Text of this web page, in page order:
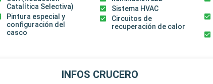
Catalítica Selectiva)
Pintura especial y
configuración del
casco
Sistema HVAC
Circuitos de
recuperación de calor
INFOS CRUCERO